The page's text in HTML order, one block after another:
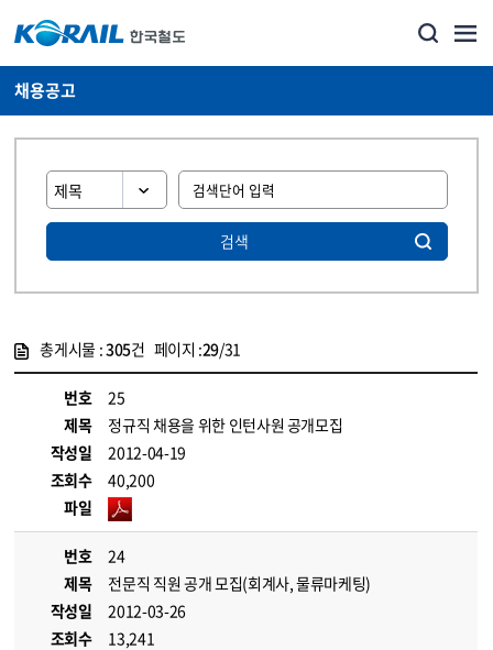
채용공고
검색
총게시물 :305건 페이지 :29/31
번호
25
제목
정규직 채용을 위한 인턴사원 공개모집
작성일
2012-04-19
조회수
40,200
파일
번호
24
제목
전문직 직원 공개 모집(회계사, 물류마케팅)
작성일
2012-03-26
조회수
13,241